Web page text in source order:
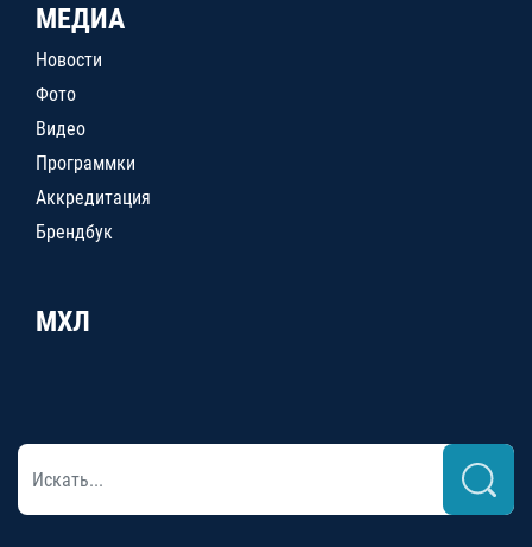
МЕДИА
Новости
Фото
Видео
Программки
Аккредитация
Брендбук
МХЛ